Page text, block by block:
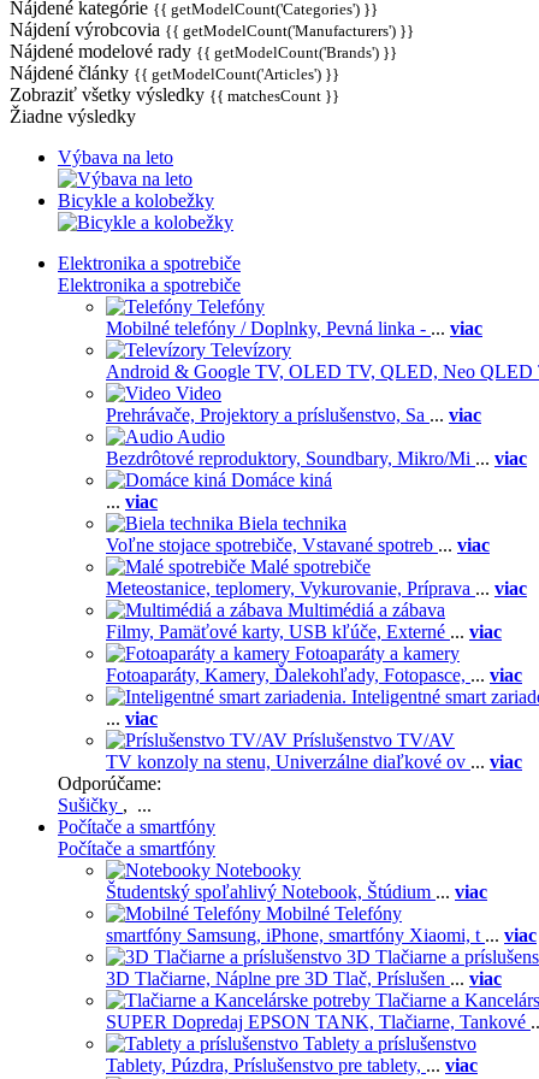
Nájdené kategórie {{ getModelCount('Categories') }}
Nájdení výrobcovia {{ getModelCount('Manufacturers') }}
Nájdené modelové rady {{ getModelCount('Brands') }}
Nájdené články {{ getModelCount('Articles') }}
Zobraziť všetky výsledky {{ matchesCount }}
Žiadne výsledky
Výbava na leto
Bicykle a kolobežky
Elektronika a spotrebiče
Elektronika a spotrebiče
Telefóny
Mobilné telefóny / Doplnky, Pevná linka - ... viac
Televízory
Android & Google TV, OLED TV, QLED, Neo QLED
Video
Prehrávače, Projektory a príslušenstvo, Sa ... viac
Audio
Bezdrôtové reproduktory, Soundbary, Mikro/Mi ... viac
Domáce kiná
... viac
Biela technika
Voľne stojace spotrebiče, Vstavané spotreb ... viac
Malé spotrebiče
Meteostanice, teplomery, Vykurovanie, Príprava ... viac
Multimédiá a zábava
Filmy, Pamäťové karty, USB kľúče, Externé ... viac
Fotoaparáty a kamery
Fotoaparáty, Kamery, Ďalekohľady, Fotopasce, ... viac
Inteligentné smart
... viac
Príslušenstvo TV/AV
TV konzoly na stenu, Univerzálne diaľkové ov ... viac
Odporúčame:
Sušičky , ...
Počítače a smartfóny
Počítače a smartfóny
Notebooky
Študentský spoľahlivý Notebook, Štúdium ... viac
Mobilné Telefóny
smartfóny Samsung, iPhone, smartfóny Xiaomi, t ... viac
3D Tlačiarne a
3D Tlačiarne, Náplne pre 3D Tlač, Príslušen ... viac
Tlačiarne a
SUPER Dopredaj EPSON TANK, Tlačiarne, Tankové
Tablety a príslušenstvo
Tablety, Púzdra, Príslušenstvo pre tablety, ... viac